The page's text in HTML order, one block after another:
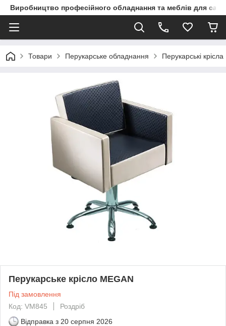
Виробництво професійного обладнання та меблів для
Товари Перукарське обладнання Перукарські крісла
Перукарське крісло MEGAN
Під замовлення
Код: VM845
Роздріб
Відправка з 20 серпня 2026